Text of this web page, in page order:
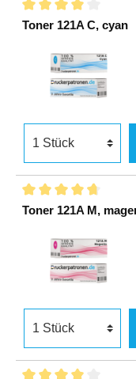
Toner 121A C, cyan
Toner 121A M,